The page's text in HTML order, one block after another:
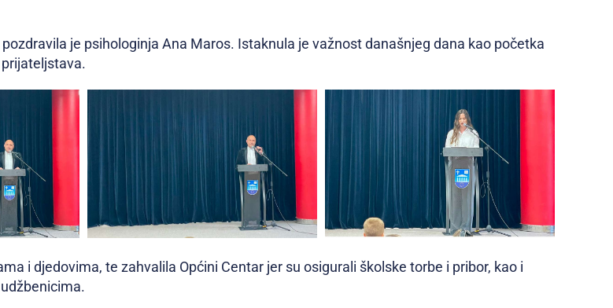
je psihologinja Ana Maros. Istaknula je važnost današnjeg dana kao početka
i djedovima, te zahvalila Općini Centar jer su osigurali školske torbe i pribor, kao i